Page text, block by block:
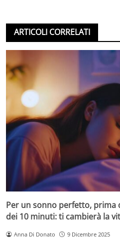
ARTICOLI CORRELATI
Per un sonno perfetto, prima
dei 10 minuti: ti cambierà la
Anna Di Donato 9 Dicembre 2025